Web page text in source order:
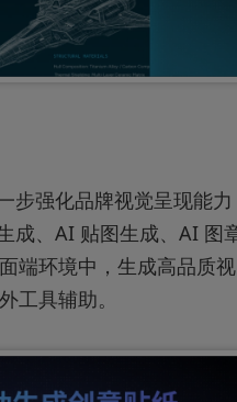
步强化品牌视觉呈现能
成、AI 贴图生成、AI 图
端环境中，生成高品质视
工具辅助。